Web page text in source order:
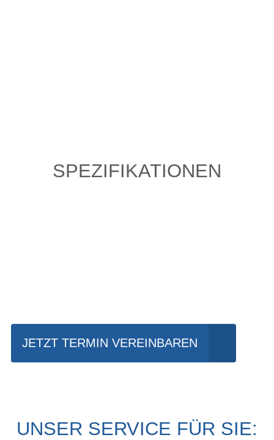
SPEZIFIKATIONEN
JETZT TERMIN VEREINBAREN
UNSER SERVICE FÜR SIE: